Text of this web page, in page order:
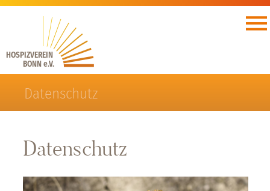
HOSPIZVEREIN
BONN e.V.
Datenschutz
Datenschutz